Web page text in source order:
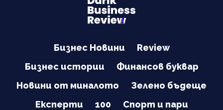
Бизнес Новини
Review
Бизнес истории
Финансов буквар
Новини от миналото
Зелено бъдеще
Експерти
100
Спорт и пари